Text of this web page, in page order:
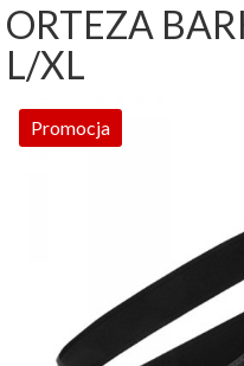
ORTEZA
L/XL
Promocja